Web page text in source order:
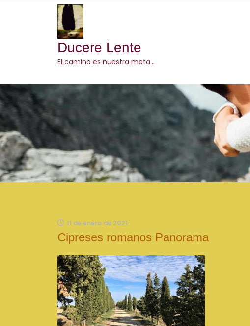
Ducere Lente
El camino es nuestra meta…
11 de enero de 2021
Cipreses romanos Panorama